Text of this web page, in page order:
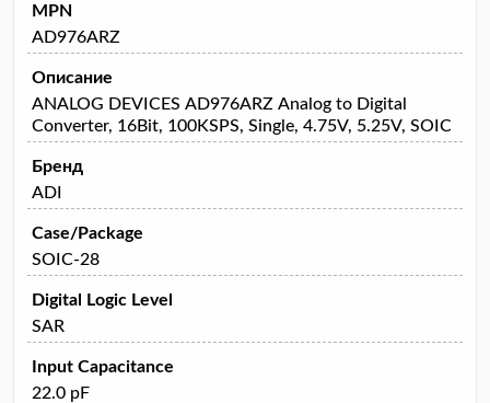
MPN
AD976ARZ
Описание
ANALOG DEVICES AD976ARZ Analog to Digital
Converter, 16Bit, 100KSPS, Single, 4.75V, 5.25V, SOIC
Бренд
ADI
Case/Package
SOIC-28
Digital Logic Level
SAR
Input Capacitance
22.0 pF